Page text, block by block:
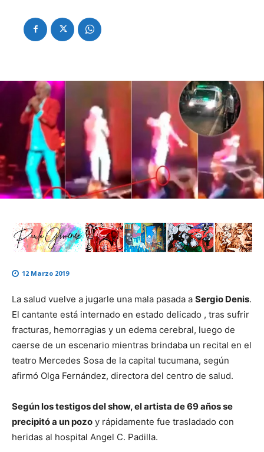
12 Marzo 2019
La salud vuelve a jugarle una mala pasada a Sergio Denis.
El cantante está internado en estado delicado , tras sufrir
fracturas, hemorragias y un edema cerebral, luego de
caerse de un escenario mientras brindaba un recital en el
teatro Mercedes Sosa de la capital tucumana, según
afirmó Olga Fernández, directora del centro de salud.
Según los testigos del show, el artista de 69 años se
precipitó a un pozo y rápidamente fue trasladado con
heridas al hospital Angel C. Padilla.